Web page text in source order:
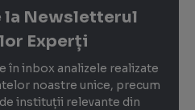
la Newsletterul
Experți
în inbox analizele realizate
noastre unice, precum
instituții relevante din